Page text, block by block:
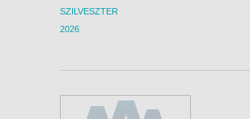
SZILVESZTER
2026